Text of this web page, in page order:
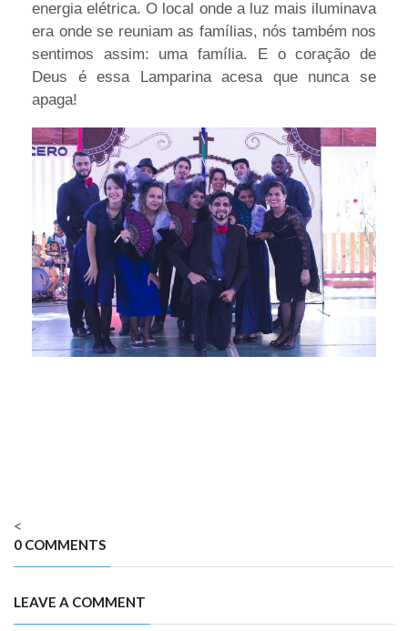
energia elétrica. O local onde a luz mais iluminava
era onde se reuniam as famílias, nós também nos
sentimos assim: uma família. E o coração de
Deus é essa Lamparina acesa que nunca se
apaga!
<
0 COMMENTS
LEAVE A COMMENT